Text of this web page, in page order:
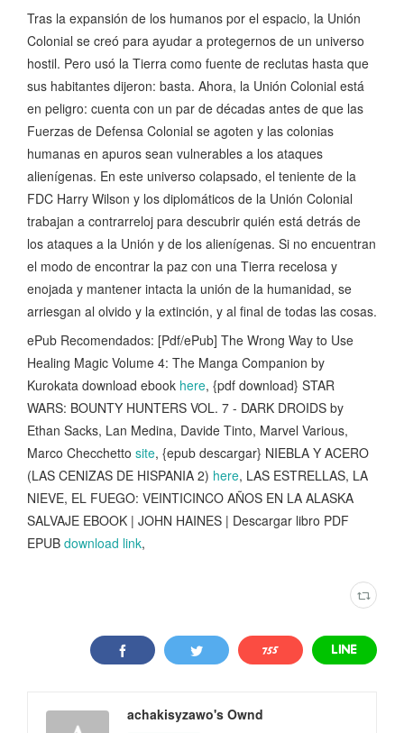
Tras la expansión de los humanos por el espacio, la Unión
Colonial se creó para ayudar a protegernos de un universo
hostil. Pero usó la Tierra como fuente de reclutas hasta que
sus habitantes dijeron: basta. Ahora, la Unión Colonial está
en peligro: cuenta con un par de décadas antes de que las
Fuerzas de Defensa Colonial se agoten y las colonias
humanas en apuros sean vulnerables a los ataques
alienígenas. En este universo colapsado, el teniente de la
FDC Harry Wilson y los diplomáticos de la Unión Colonial
trabajan a contrarreloj para descubrir quién está detrás de
los ataques a la Unión y de los alienígenas. Si no encuentran
el modo de encontrar la paz con una Tierra recelosa y
enojada y mantener intacta la unión de la humanidad, se
arriesgan al olvido y la extinción, y al final de todas las cosas.
ePub Recomendados: [Pdf/ePub] The Wrong Way to Use
Healing Magic Volume 4: The Manga Companion by
Kurokata download ebook here, {pdf download} STAR
WARS: BOUNTY HUNTERS VOL. 7 - DARK DROIDS by
Ethan Sacks, Lan Medina, Davide Tinto, Marvel Various,
Marco Checchetto site, {epub descargar} NIEBLA Y ACERO
(LAS CENIZAS DE HISPANIA 2) here, LAS ESTRELLAS, LA
NIEVE, EL FUEGO: VEINTICINCO AÑOS EN LA ALASKA
SALVAJE EBOOK | JOHN HAINES | Descargar libro PDF
EPUB download link,
achakisyzawo's Ownd